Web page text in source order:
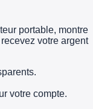
portable, montre
votre argent
votre compte.